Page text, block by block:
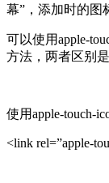
幕”，添加时的图
可以使用apple-
方法，两者区别是
使用apple-touch-
<link rel=”apple-